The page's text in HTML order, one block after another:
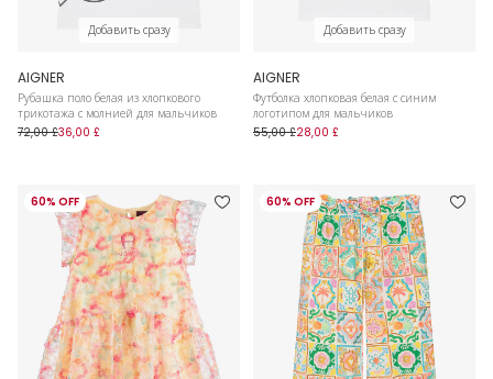
Добавить сразу
AIGNER
Рубашка поло белая из хлопкового
трикотажа с молнией для мальчиков
72,00 £36,00 £
Добавить сразу
AIGNER
Футболка хлопковая белая с синим
логотипом для мальчиков
55,00 £28,00 £
60% OFF 60% OFF